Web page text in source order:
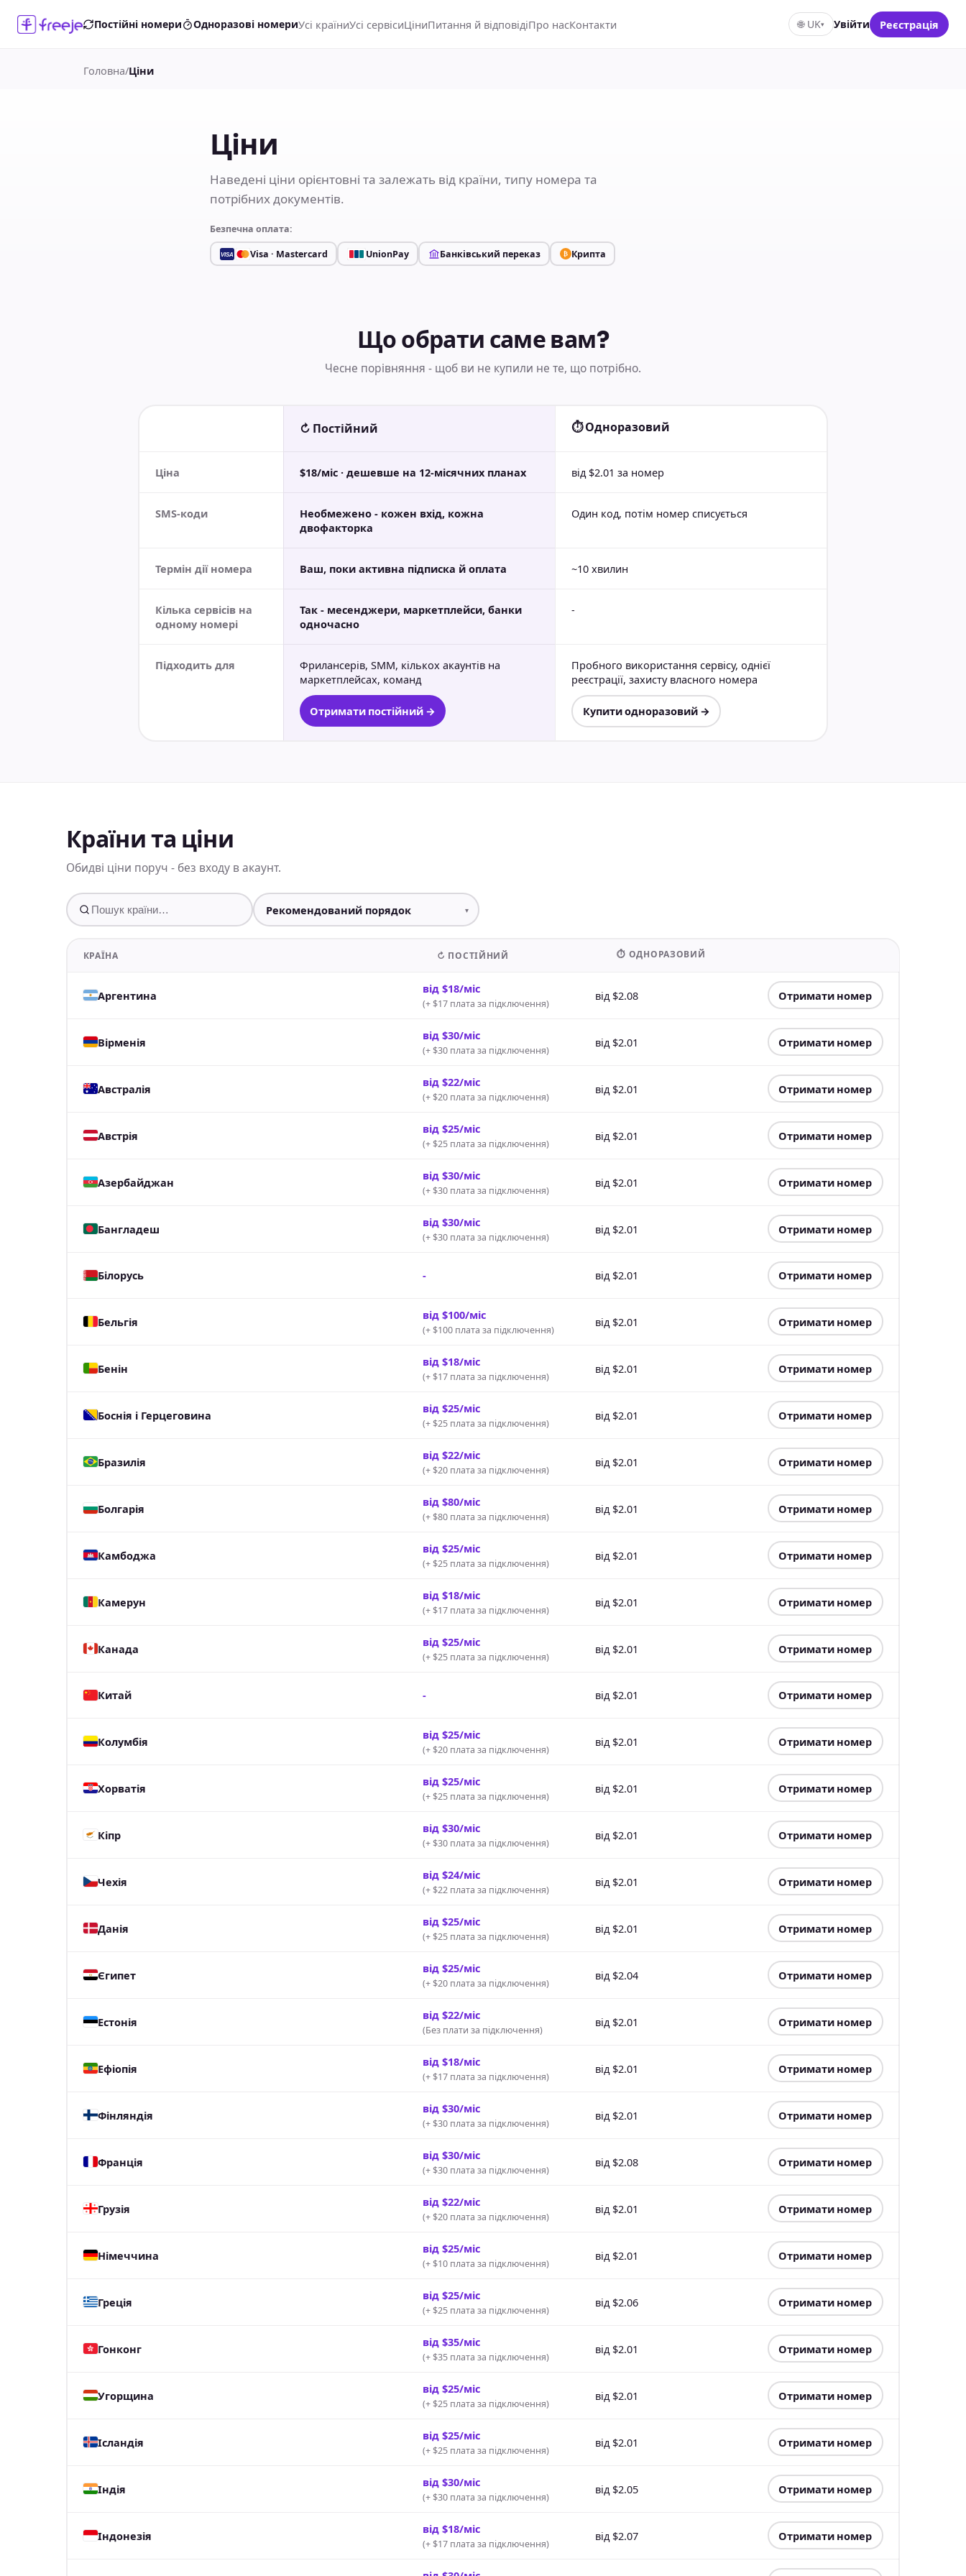
Постійні номери Одноразові номериУсі країниУсі сервісиЦіниПитання й відповідіПро насКонтакти 🌐 UK▾ Увійти Реєстрація
Головна/Ціни
Ціни
Наведені ціни орієнтовні та залежать від країни, типу номера та
потрібних документів.
Безпечна оплата:
VISA Visa · Mastercard UnionPay Банківський переказ ₿ Крипта
Що обрати саме вам?
Чесне порівняння - щоб ви не купили не те, що потрібно.
↻ Постійний ⏱ Одноразовий
Ціна $18/міс · дешевше на 12-місячних планах від $2.01 за номер
SMS-коди
Необмежено - кожен вхід, кожна
двофакторка
Один код, потім номер списується
Термін дії номера Ваш, поки активна підписка й оплата ~10 хвилин
Кілька сервісів на
одному номері
Так - месенджери, маркетплейси, банки
одночасно
-
Підходить для
Фрилансерів, SMM, кількох акаунтів на
маркетплейсах, команд
Отримати постійний →
Пробного використання сервісу, однієї
реєстрації, захисту власного номера
Купити одноразовий →
Країни та ціни
Обидві ціни поруч - без входу в акаунт.
КРАЇНА ↻ ПОСТІЙНИЙ ⏱ ОДНОРАЗОВИЙ
Аргентина від $18/міс
(+ $17 плата за підключення)
від $2.08 Отримати номер
Вірменія від $30/міс
(+ $30 плата за підключення)
від $2.01 Отримати номер
Австралія від $22/міс
(+ $20 плата за підключення)
від $2.01 Отримати номер
Австрія від $25/міс
(+ $25 плата за підключення)
від $2.01 Отримати номер
Азербайджан від $30/міс
(+ $30 плата за підключення)
від $2.01 Отримати номер
Бангладеш від $30/міс
(+ $30 плата за підключення)
від $2.01 Отримати номер
Білорусь - від $2.01 Отримати номер
Бельгія від $100/міс
(+ $100 плата за підключення)
від $2.01 Отримати номер
Бенін від $18/міс
(+ $17 плата за підключення)
від $2.01 Отримати номер
Боснія і Герцеговина від $25/міс
(+ $25 плата за підключення)
від $2.01 Отримати номер
Бразилія від $22/міс
(+ $20 плата за підключення)
від $2.01 Отримати номер
Болгарія від $80/міс
(+ $80 плата за підключення)
від $2.01 Отримати номер
Камбоджа від $25/міс
(+ $25 плата за підключення)
від $2.01 Отримати номер
Камерун від $18/міс
(+ $17 плата за підключення)
від $2.01 Отримати номер
Канада від $25/міс
(+ $25 плата за підключення)
від $2.01 Отримати номер
Китай - від $2.01 Отримати номер
Колумбія від $25/міс
(+ $20 плата за підключення)
від $2.01 Отримати номер
Хорватія від $25/міс
(+ $25 плата за підключення)
від $2.01 Отримати номер
Кіпр від $30/міс
(+ $30 плата за підключення)
від $2.01 Отримати номер
Чехія від $24/міс
(+ $22 плата за підключення)
від $2.01 Отримати номер
Данія від $25/міс
(+ $25 плата за підключення)
від $2.01 Отримати номер
Єгипет від $25/міс
(+ $20 плата за підключення)
від $2.04 Отримати номер
Естонія від $22/міс
(Без плати за підключення)
від $2.01 Отримати номер
Ефіопія від $18/міс
(+ $17 плата за підключення)
від $2.01 Отримати номер
Фінляндія від $30/міс
(+ $30 плата за підключення)
від $2.01 Отримати номер
Франція від $30/міс
(+ $30 плата за підключення)
від $2.08 Отримати номер
Грузія від $22/міс
(+ $20 плата за підключення)
від $2.01 Отримати номер
Німеччина від $25/міс
(+ $10 плата за підключення)
від $2.01 Отримати номер
Греція від $25/міс
(+ $25 плата за підключення)
від $2.06 Отримати номер
Гонконг від $35/міс
(+ $35 плата за підключення)
від $2.01 Отримати номер
Угорщина від $25/міс
(+ $25 плата за підключення)
від $2.01 Отримати номер
Ісландія від $25/міс
(+ $25 плата за підключення)
від $2.01 Отримати номер
Індія від $30/міс
(+ $30 плата за підключення)
від $2.05 Отримати номер
Індонезія від $18/міс
(+ $17 плата за підключення)
від $2.07 Отримати номер